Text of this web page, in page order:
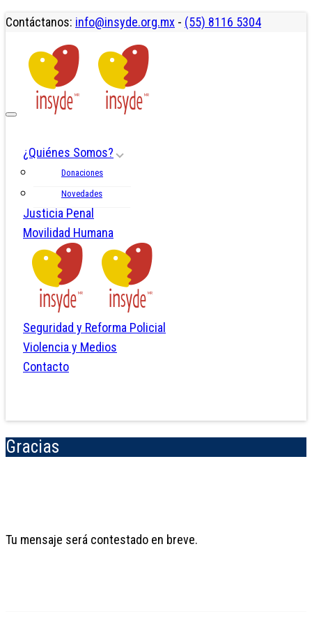
Contáctanos: info@insyde.org.mx - (55) 8116 5304
¿Quiénes Somos?
Donaciones
Novedades
Justicia Penal
Movilidad Humana
Seguridad y Reforma Policial
Violencia y Medios
Contacto
Gracias
Tu mensaje será contestado en breve.